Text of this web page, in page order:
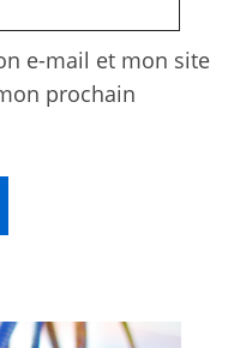
e-mail et mon site
prochain